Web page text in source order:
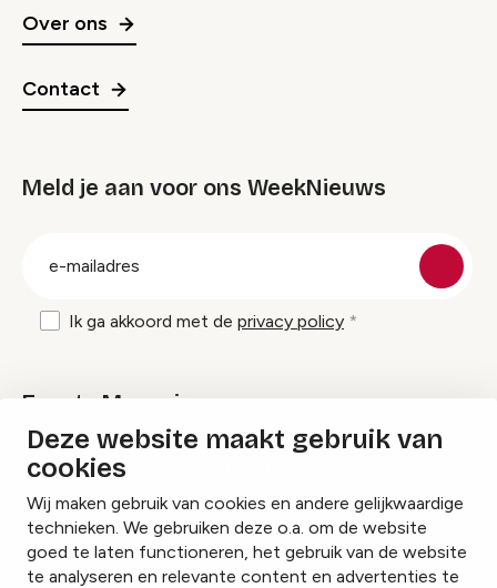
Deze website maakt gebruik van
cookies
Wij maken gebruik van cookies en andere gelijkwaardige
technieken. We gebruiken deze o.a. om de website
goed te laten functioneren, het gebruik van de website
te analyseren en relevante content en advertenties te
Over ons
Contact
Meld je aan voor ons WeekNieuws
Ik ga akkoord met de privacy policy
Events Magazine
Ik ontvang graag Events Magazine